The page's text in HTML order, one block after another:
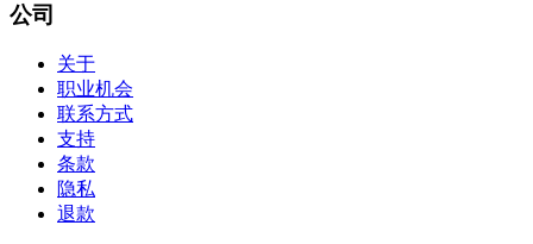
公司
关于
职业机会
联系方式
支持
条款
隐私
退款